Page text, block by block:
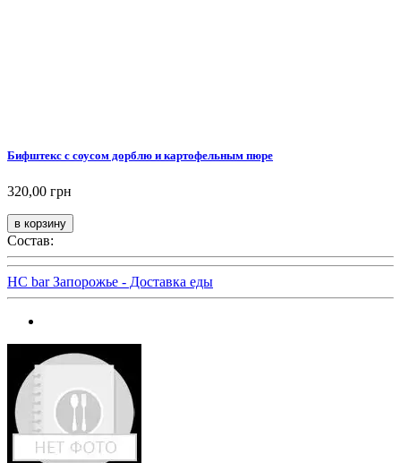
Бифштекс с соусом дорблю и картофельным пюре
320,00 грн
Состав:
HC bar Запорожье - Доставка еды